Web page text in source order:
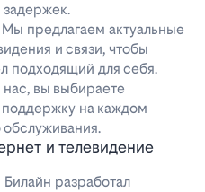
Мы предлагаем актуальные
и связи, чтобы
подходящий для себя.
вы выбираете
на каждом
и телевидение
разработал